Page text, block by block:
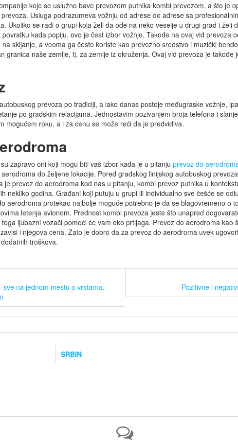
koje se uslužno bave prevozom putnika kombi prevozom, a što je
Usluga podrazumeva vožnju od adrese do adrese sa
Ukoliko se radi o grupi koja želi da ode na neko veselje u drugi grad i želi
kada popiju, ovo je čest izbor vožnje. Takođe na ovaj vid prevoza
skijanje, a veoma ga često koriste kao prevozno sredstvo i muzički
granica naše zemlje, tj. za zemlje iz okruženja. Ovaj vid prevoza je takođe
prevoza po tradiciji, a iako danas postoje međugraske vožnje,
po gradskim relacijama. Jednostavim pozivanjem broja telefona i
mogućem roku, a i za cenu se može reći da je predvidiva.
zapravo oni koji mogu biti vaš izbor kada je u pitanju prevoz do
do željene lokacije. Pored gradskog linijskog autobuskog
je prevoz do aerodroma kod nas u pitanju, kombi prevoz putnika u
nekliko godina. Građani koji putuju u grupi ili individualno sve češće se
aerodroma protekao najbolje moguće potrebno je da se blagovremeno o
letenja avionom. Prednost kombi prevoza jeste što unapred
ljubazni vozači pomoći će vam oko prtljaga. Prevoz do aerodroma kao
i njegova cena. Zato je dobro da za prevoz do aerodroma uvek
troškova.
sve na jednom mestu o vrstama,
Pozitivne i
SRBIN